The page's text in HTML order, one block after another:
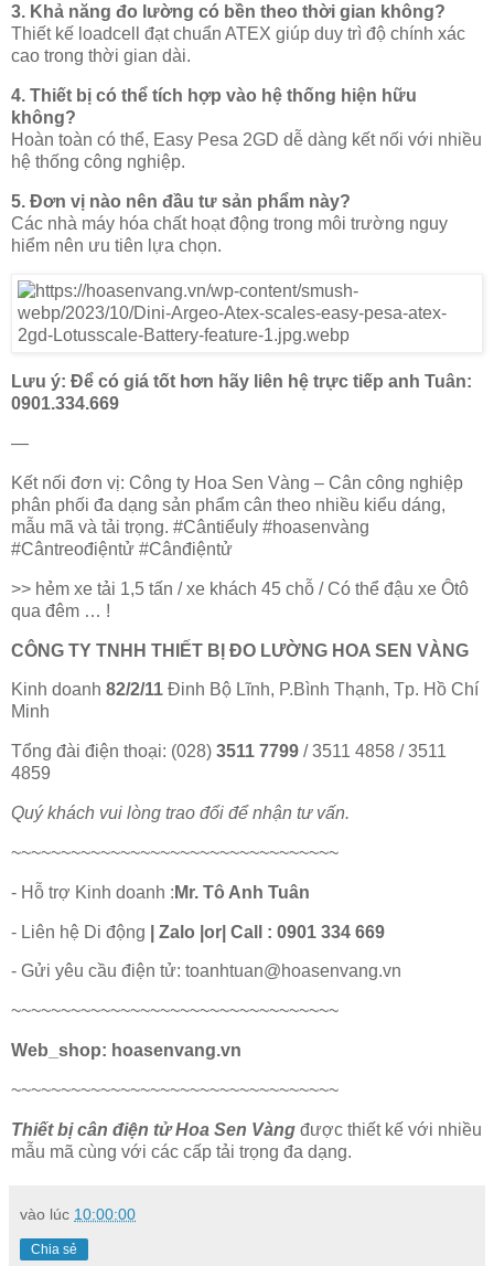
3. Khả năng đo lường có bền theo thời gian không?
Thiết kế loadcell đạt chuẩn ATEX giúp duy trì độ chính xác
cao trong thời gian dài.
4. Thiết bị có thể tích hợp vào hệ thống hiện hữu
không?
Hoàn toàn có thể, Easy Pesa 2GD dễ dàng kết nối với nhiều
hệ thống công nghiệp.
5. Đơn vị nào nên đầu tư sản phẩm này?
Các nhà máy hóa chất hoạt động trong môi trường nguy
hiểm nên ưu tiên lựa chọn.
Lưu ý: Để có giá tốt hơn hãy liên hệ trực tiếp anh Tuân:
0901.334.669
—
Kết nối đơn vị: Công ty Hoa Sen Vàng – Cân công nghiệp
phân phối đa dạng sản phẩm cân theo nhiều kiểu dáng,
mẫu mã và tải trọng. #Cântiểuly #hoasenvàng
#Cântreođiệntử #Cânđiệntử
>> hẻm xe tải 1,5 tấn / xe khách 45 chỗ / Có thể đậu xe Ôtô
qua đêm … !
CÔNG TY TNHH THIẾT BỊ ĐO LƯỜNG HOA SEN VÀNG
Kinh doanh 82/2/11 Đinh Bộ Lĩnh, P.Bình Thạnh, Tp. Hồ Chí
Minh
Tổng đài điện thoại: (028) 3511 7799 / 3511 4858 / 3511
4859
Quý khách vui lòng trao đổi để nhận tư vấn.
~~~~~~~~~~~~~~~~~~~~~~~~~~~~~~~~~
- Hỗ trợ Kinh doanh : Mr. Tô Anh Tuân
- Liên hệ Di động | Zalo |or| Call : 0901 334 669
- Gửi yêu cầu điện tử: toanhtuan@hoasenvang.vn
~~~~~~~~~~~~~~~~~~~~~~~~~~~~~~~~~
Web_shop: hoasenvang.vn
~~~~~~~~~~~~~~~~~~~~~~~~~~~~~~~~~
Thiết bị cân điện tử Hoa Sen Vàng được thiết kế với nhiều
mẫu mã cùng với các cấp tải trọng đa dạng.
vào lúc 10:00:00
Chia sẻ